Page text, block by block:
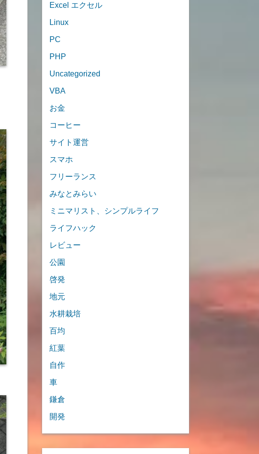
Excel エクセル
Linux
PC
PHP
Uncategorized
VBA
お金
コーヒー
サイト運営
スマホ
フリーランス
みなとみらい
ミニマリスト、シンプルライフ
ライフハック
レビュー
公園
啓発
地元
水耕栽培
百均
紅葉
自作
車
鎌倉
開発